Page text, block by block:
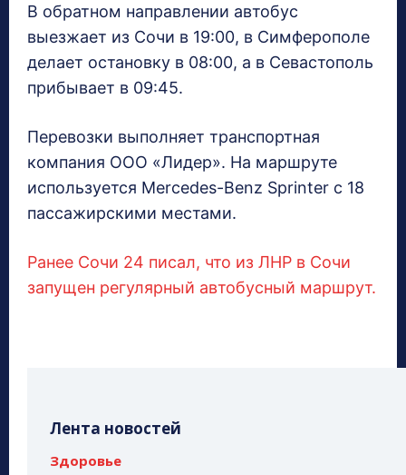
В обратном направлении автобус
выезжает из Сочи в 19:00, в Симферополе
делает остановку в 08:00, а в Севастополь
прибывает в 09:45.
Перевозки выполняет транспортная
компания ООО «Лидер». На маршруте
используется Mercedes-Benz Sprinter с 18
пассажирскими местами.
Ранее Сочи 24 писал, что из ЛНР в Сочи
запущен регулярный автобусный маршрут.
Лента новостей
Здоровье